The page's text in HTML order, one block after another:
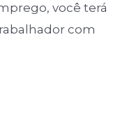
você terá
com